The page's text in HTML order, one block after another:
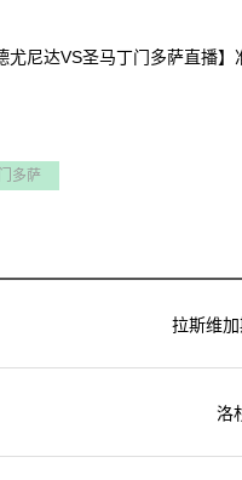
尼达VS圣马丁门多萨直播
多萨
拉斯维
洛